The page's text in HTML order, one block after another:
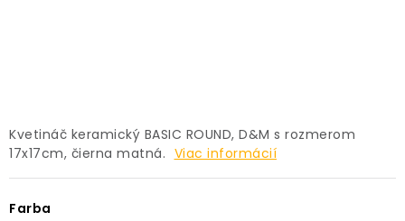
ZNAČKY
Obchodné podmienky
Kvetináč keramický BASIC ROUND, D&M s rozmerom
17x17cm, čierna matná. Viac informácií
Farba